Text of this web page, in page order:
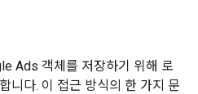
Ads 객체를 저장하기 위해 로
니다. 이 접근 방식의 한 가지 문